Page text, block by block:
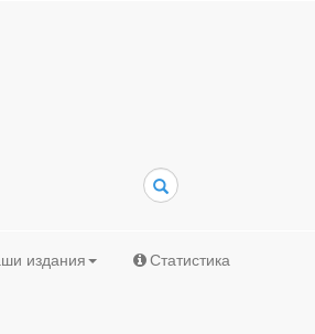
Поиск
издания Статистика